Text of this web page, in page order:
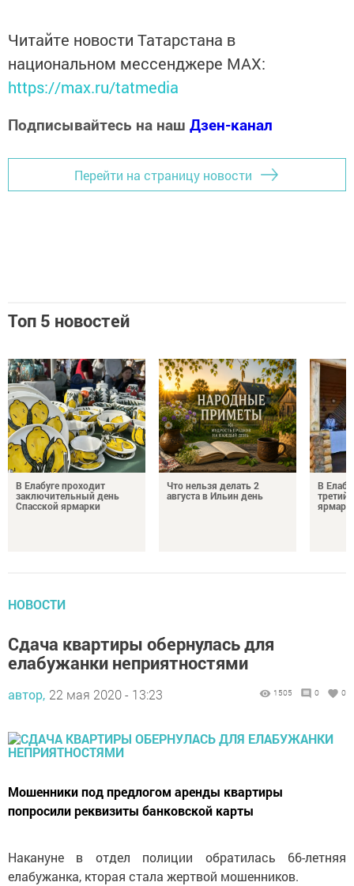
Читайте новости Татарстана в
национальном мессенджере MАХ:
https://max.ru/tatmedia
Подписывайтесь на наш Дзен-канал
Перейти на страницу новости
Топ 5 новостей
В Елабуге проходит
заключительный день
Спасской ярмарки
Что нельзя делать 2
августа в Ильин день
В
третий
НОВОСТИ
Сдача квартиры обернулась для
елабужанки неприятностями
автор, 22 мая 2020 - 13:23 1505 0 0
Мошенники под предлогом аренды квартиры
попросили реквизиты банковской карты
Накануне в отдел полиции обратилась 66-летняя
елабужанка, кторая стала жертвой мошенников.